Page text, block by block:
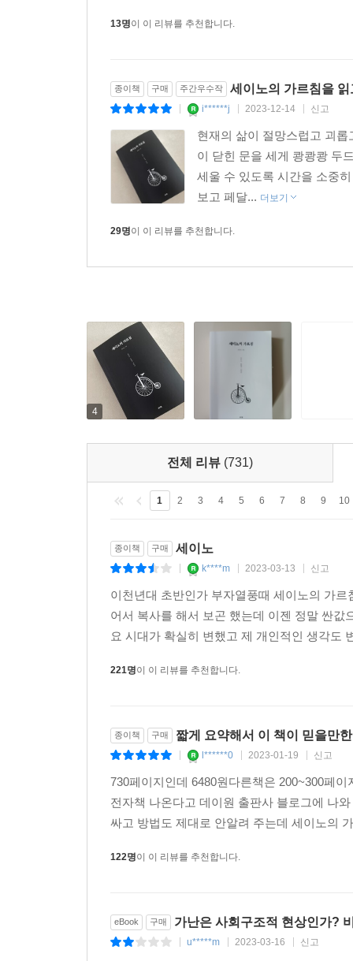
13명이 이 리뷰를 추천합니다.
종이책 구매 주간우수작 세이노의 가르침을 읽
i******j 2023-12-14 신고
현재의 삶이 절망스럽고 괴
이 닫힌 문을 세게 쾅쾅쾅 두
세울 수 있도록 시간을 소중
보고 페달... 더보기
29명이 이 리뷰를 추천합니다.
4
전체 리뷰 (731)
1 2 3 4 5 6 7 8 9 10
종이책 구매 세이노
k****m 2023-03-13 신고
이천년대 초반인가 부자열풍때 세이노의 가
어서 복사를 해서 보곤 했는데 이젠 정말 싼
요 시대가 확실히 변했고 제 개인적인 생각도
221명이 이 리뷰를 추천합니다.
종이책 구매 짧게 요약해서 이 책이 믿을만
l******0 2023-01-19 신고
730페이지인데 6480원다른책은 200~300페
전자책 나온다고 데이원 출판사 블로그에 나
싸고 방법도 제대로 안알려 주는데 세이노의
122명이 이 리뷰를 추천합니다.
eBook 구매 가난은 사회구조적 현상인가?
u*****m 2023-03-16 신고